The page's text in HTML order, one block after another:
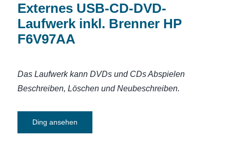
Externes USB-CD-DVD-
Laufwerk inkl. Brenner HP
F6V97AA
Das Laufwerk kann DVDs und CDs Abspielen
Beschreiben, Löschen und Neubeschreiben.
Ding ansehen